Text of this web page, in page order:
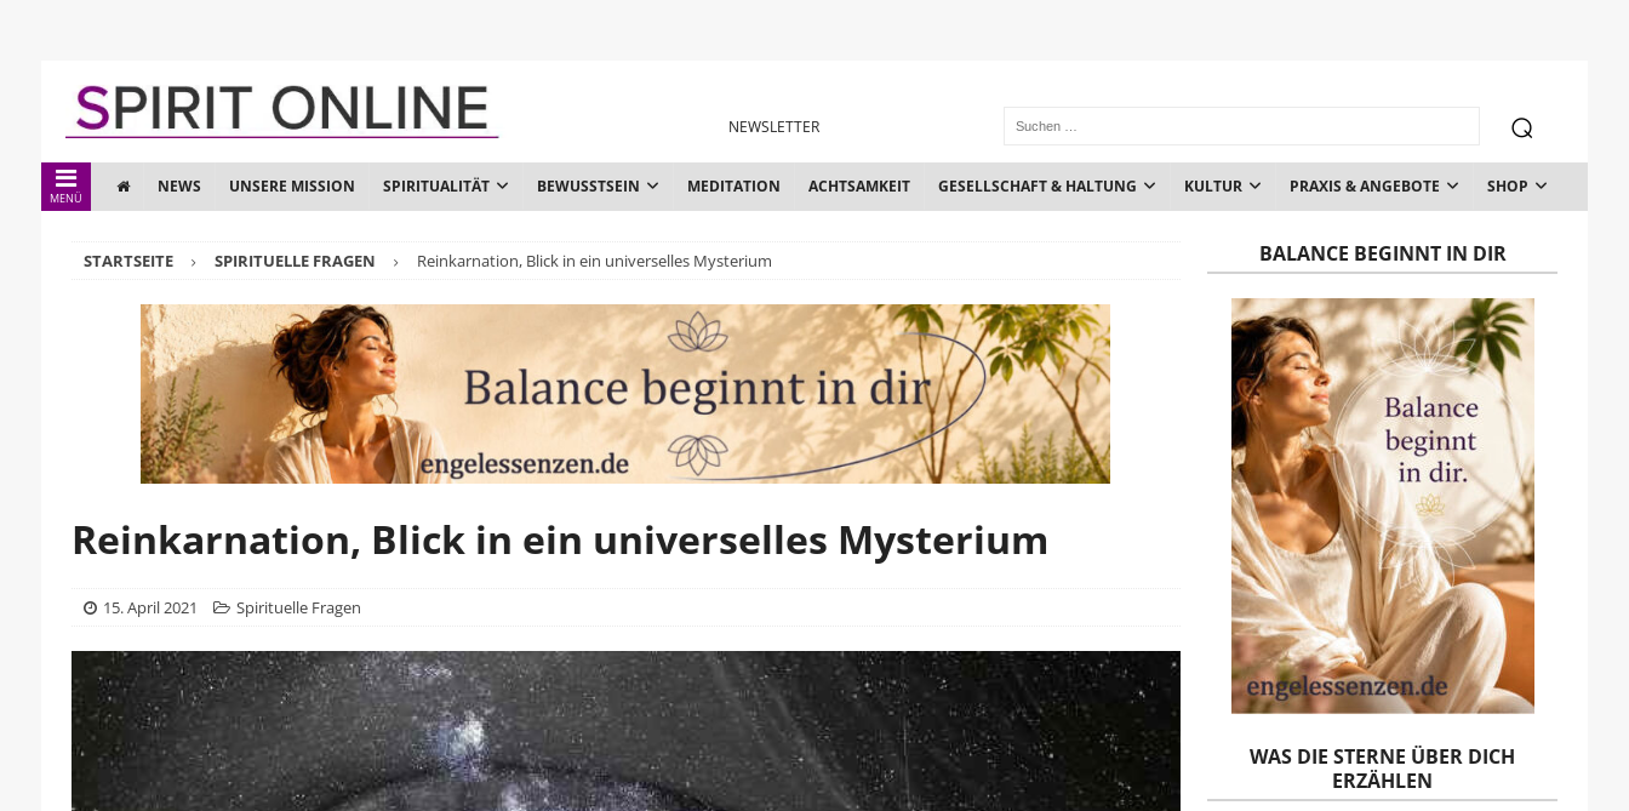
NEWSLETTER
MENÜ
NEWS UNSERE MISSION SPIRITUALITÄT BEWUSSTSEIN MEDITATION ACHTSAMKEIT GESELLSCHAFT & HALTUNG KULTUR PRAXIS & ANGEBOTE SHOP
STARTSEITE SPIRITUELLE FRAGEN Reinkarnation, Blick in ein universelles Mysterium
Reinkarnation, Blick in ein universelles Mysterium
15. April 2021 Spirituelle Fragen
BALANCE BEGINNT IN DIR
WAS DIE STERNE ÜBER DICH
ERZÄHLEN